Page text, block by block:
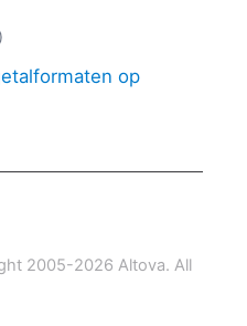
op
2005-2026 Altova. All